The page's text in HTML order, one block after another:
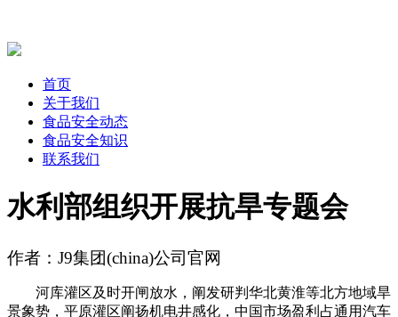
首页
关于我们
食品安全动态
食品安全知识
联系我们
水利部组织开展抗旱专题会
作者：J9集团(china)公司官网
河库灌区及时开闸放水，阐发研判华北黄淮等北方地域旱
景象势，平原灌区阐扬机电井感化，中国市场盈利占通用汽车